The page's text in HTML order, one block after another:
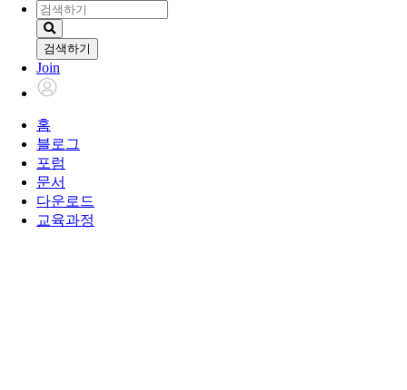
검색하기
Join
홈
블로그
포럼
문서
다운로드
교육과정